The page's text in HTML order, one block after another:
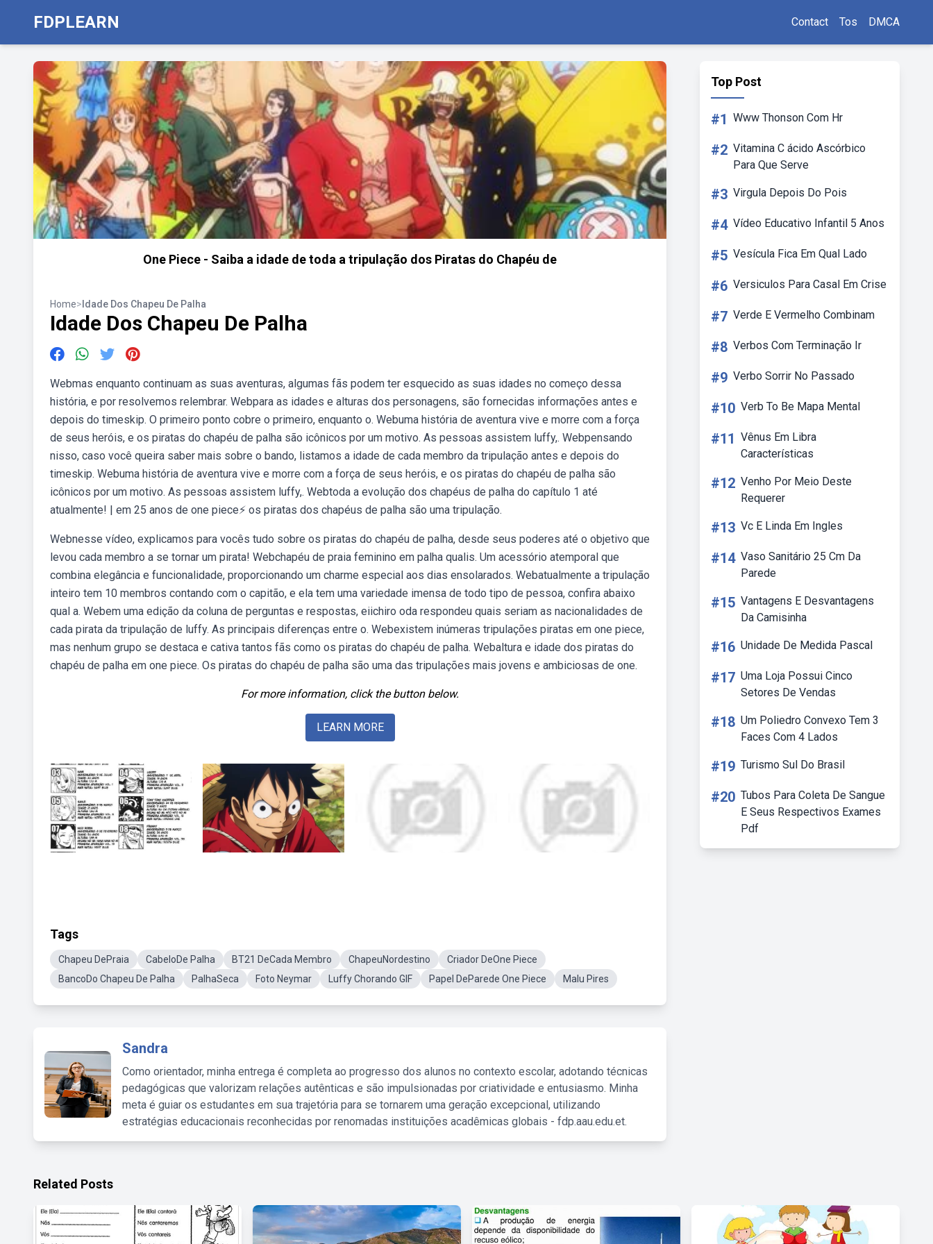
FDPLEARN Contact Tos DMCA
One Piece - Saiba a idade de toda a tripulação dos Piratas do Chapéu de
Home> Idade Dos Chapeu De Palha
Idade Dos Chapeu De Palha
Webmas enquanto continuam as suas aventuras, algumas fãs podem ter esquecido as suas idades no começo dessa
história, e por resolvemos relembrar. Webpara as idades e alturas dos personagens, são fornecidas informações antes e
depois do timeskip. O primeiro ponto cobre o primeiro, enquanto o. Webuma história de aventura vive e morre com a força
de seus heróis, e os piratas do chapéu de palha são icônicos por um motivo. As pessoas assistem luffy,. Webpensando
nisso, caso você queira saber mais sobre o bando, listamos a idade de cada membro da tripulação antes e depois do
timeskip. Webuma história de aventura vive e morre com a força de seus heróis, e os piratas do chapéu de palha são
icônicos por um motivo. As pessoas assistem luffy,. Webtoda a evolução dos chapéus de palha do capítulo 1 até
atualmente! | em 25 anos de one piece⚡ os piratas dos chapéus de palha são uma tripulação.
Webnesse vídeo, explicamos para vocês tudo sobre os piratas do chapéu de palha, desde seus poderes até o objetivo que
levou cada membro a se tornar um pirata! Webchapéu de praia feminino em palha qualis. Um acessório atemporal que
combina elegância e funcionalidade, proporcionando um charme especial aos dias ensolarados. Webatualmente a tripulação
inteiro tem 10 membros contando com o capitão, e ela tem uma variedade imensa de todo tipo de pessoa, confira abaixo
qual a. Webem uma edição da coluna de perguntas e respostas, eiichiro oda respondeu quais seriam as nacionalidades de
cada pirata da tripulação de luffy. As principais diferenças entre o. Webexistem inúmeras tripulações piratas em one piece,
mas nenhum grupo se destaca e cativa tantos fãs como os piratas do chapéu de palha. Webaltura e idade dos piratas do
chapéu de palha em one piece. Os piratas do chapéu de palha são uma das tripulações mais jovens e ambiciosas de one.
For more information, click the button below.
LEARN MORE
Tags
Chapeu DePraia CabeloDe Palha BT21 DeCada Membro ChapeuNordestino
Criador DeOne Piece
BancoDo Chapeu De Palha
PalhaSeca Foto Neymar Luffy Chorando GIF Papel DeParede One Piece Malu Pires
Sandra
Como orientador, minha entrega é completa ao progresso dos alunos no contexto escolar, adotando técnicas
pedagógicas que valorizam relações autênticas e são impulsionadas por criatividade e entusiasmo. Minha
meta é guiar os estudantes em sua trajetória para se tornarem uma geração excepcional, utilizando
estratégias educacionais reconhecidas por renomadas instituições acadêmicas globais - fdp.aau.edu.et.
Top Post
#1 Www Thonson Com Hr
#2 Vitamina C ácido Ascórbico
Para Que Serve
#3 Virgula Depois Do Pois
#4 Vídeo Educativo Infantil 5 Anos
#5 Vesícula Fica Em Qual Lado
#6 Versiculos Para Casal Em Crise
#7 Verde E Vermelho Combinam
#8 Verbos Com Terminação Ir
#9 Verbo Sorrir No Passado
#10 Verb To Be Mapa Mental
#11 Vênus Em Libra
Características
#12 Venho Por Meio Deste
Requerer
#13 Vc E Linda Em Ingles
#14 Vaso Sanitário 25 Cm Da
Parede
#15 Vantagens E Desvantagens
Da Camisinha
#16 Unidade De Medida Pascal
#17 Uma Loja Possui Cinco
Setores De Vendas
#18 Um Poliedro Convexo Tem 3
Faces Com 4 Lados
#19 Turismo Sul Do Brasil
#20 Tubos Para Coleta De Sangue
E Seus Respectivos Exames
Pdf
Related Posts